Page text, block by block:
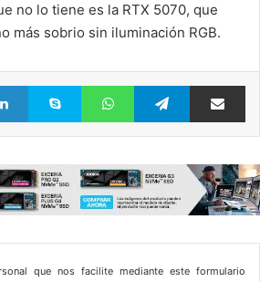
no lo tiene es la RTX 5070, que
más sobrio sin iluminación RGB.
LinkedIn Skype WhatsAppTelegram
que nos facilite mediante este formulario